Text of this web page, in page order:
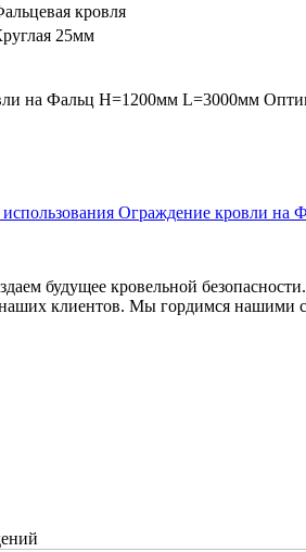
кровля
25мм
на Фальц H=1200мм L=3000мм
Ограждение кровли
будущее кровельной
клиентов. Мы гордимся нашими